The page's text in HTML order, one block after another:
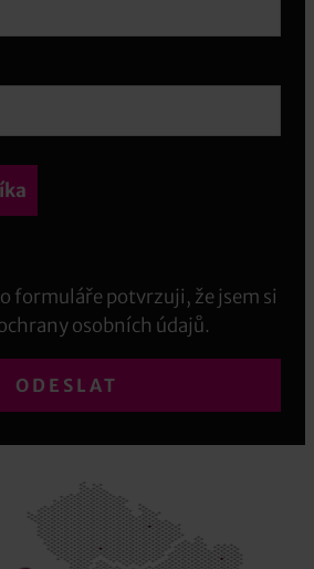
formuláře potvrzuji, že jsem si
osobních údajů.